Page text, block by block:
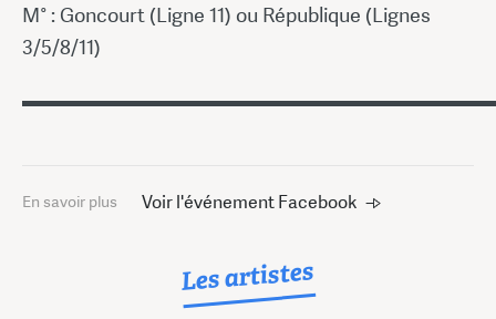
M° : Goncourt (Ligne 11) ou République (Lignes
3/5/8/11)
En savoir plus Voir l'événement Facebook
Les artistes